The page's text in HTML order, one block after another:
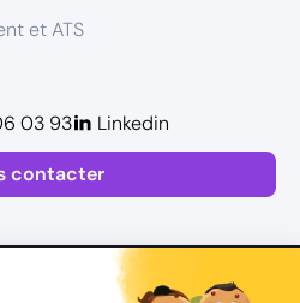
et ATS
contacter
03 93 Linkedin